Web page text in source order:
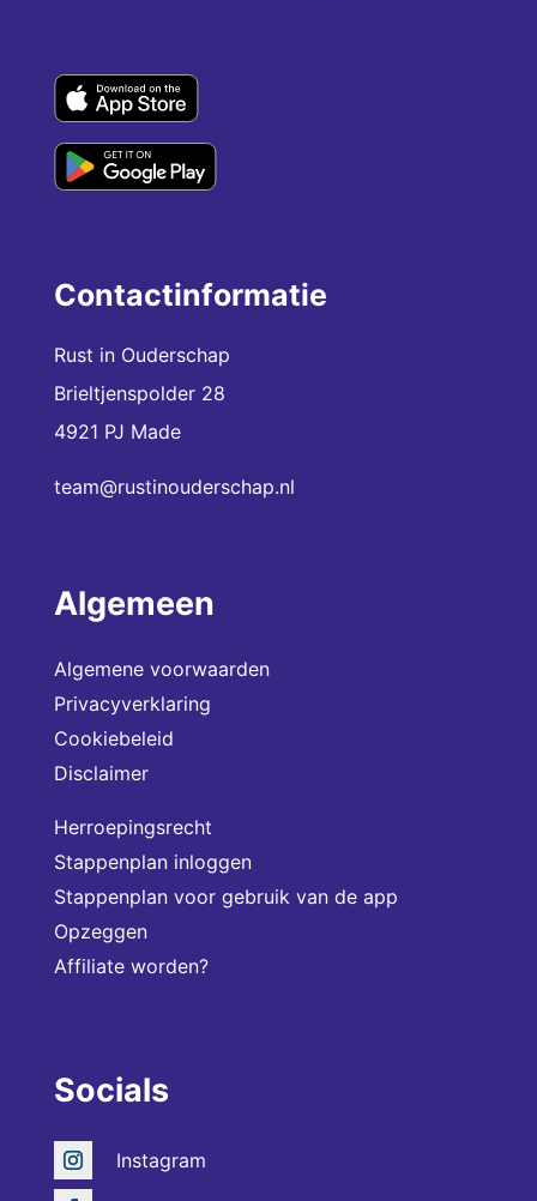
Contactinformatie
Rust in Ouderschap
Brieltjenspolder 28
4921 PJ Made
team@rustinouderschap.nl
Algemeen
Algemene voorwaarden
Privacyverklaring
Cookiebeleid
Disclaimer
Herroepingsrecht
Stappenplan inloggen
Stappenplan voor gebruik van de app
Opzeggen
Affiliate worden?
Socials